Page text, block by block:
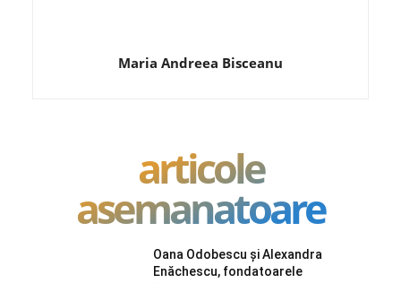
Maria Andreea Bisceanu
articole
asemanatoare
Oana Odobescu și Alexandra
Enăchescu, fondatoarele